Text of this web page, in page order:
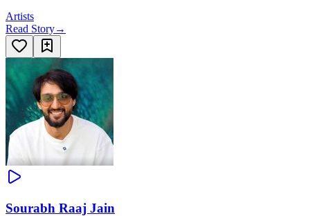
Artists
Read Story→
Sourabh Raaj Jain